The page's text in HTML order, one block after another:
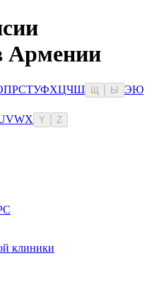
Армении
ПРСТУФХЦЧШ Ы ЭЮ
VWX Y Z
клиники